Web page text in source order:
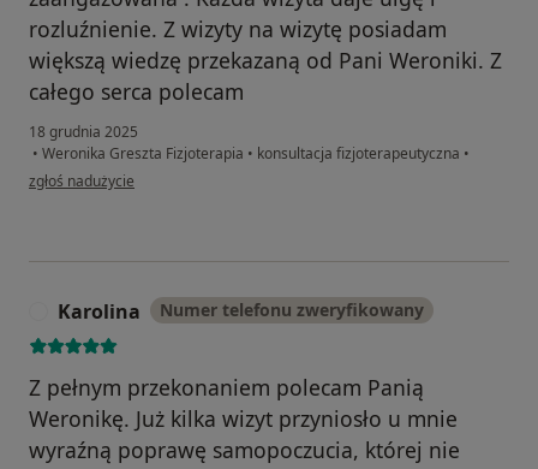
rozluźnienie. Z wizyty na wizytę posiadam
większą wiedzę przekazaną od Pani Weroniki. Z
całego serca polecam
18 grudnia 2025
• Weronika Greszta Fizjoterapia • konsultacja fizjoterapeutyczna •
w opinii użytkownika Monika
zgłoś nadużycie
Karolina Numer telefonu zweryfikowany
Z pełnym przekonaniem polecam Panią
Weronikę. Już kilka wizyt przyniosło u mnie
wyraźną poprawę samopoczucia, której nie